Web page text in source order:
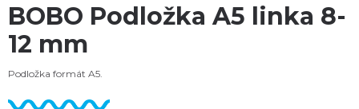
BOBO Podložka A5 linka 8-
12 mm
Podložka formát A5.